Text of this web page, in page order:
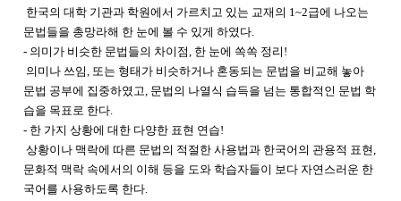
한국의 대학 기관과 학원에서 가르치고 있는 교재의 1~2급에 나오는
문법들을 총망라해 한 눈에 볼 수 있게 하였다.
- 의미가 비슷한 문법들의 차이점, 한 눈에 쏙쏙 정리!
의미나 쓰임, 또는 형태가 비슷하거나 혼동되는 문법을 비교해 놓아
문법 공부에 집중하였고, 문법의 나열식 습득을 넘는 통합적인 문법 학
습을 목표로 한다.
- 한 가지 상황에 대한 다양한 표현 연습!
상황이나 맥락에 따른 문법의 적절한 사용법과 한국어의 관용적 표현,
문화적 맥락 속에서의 이해 등을 도와 학습자들이 보다 자연스러운 한
국어를 사용하도록 한다.